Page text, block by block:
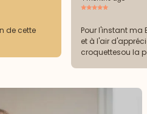
de cette
Pour l'instant ma
et à l'air
croquettesou la